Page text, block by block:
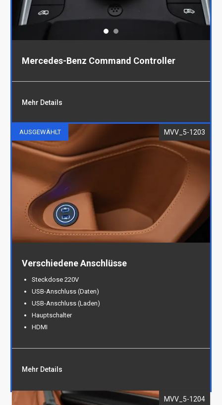
Mercedes-Benz Command Controller
Mercedes-Benz Command Controller
Mehr Details
AUSGEWÄHLT MVV_5-1203
Verschiedene Anschlüsse
Steckdose 220V
USB-Anschluss (Daten)
USB-Anschluss (Laden)
Hauptschalter
HDMI
Mehr Details
MVV_5-1204